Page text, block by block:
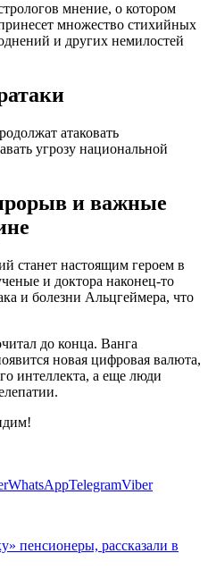
мнение, о котором
множество стихийных
и других немилостей
атаковать
угрозу национальной
и важные
станет настоящим героем в
и доктора наконец-то
и болезни Альцгеймера, что
до конца. Ванга
новая цифровая валюта,
интеллекта, а еще люди
WhatsAppTelegramViber
пенсионеры, рассказали в